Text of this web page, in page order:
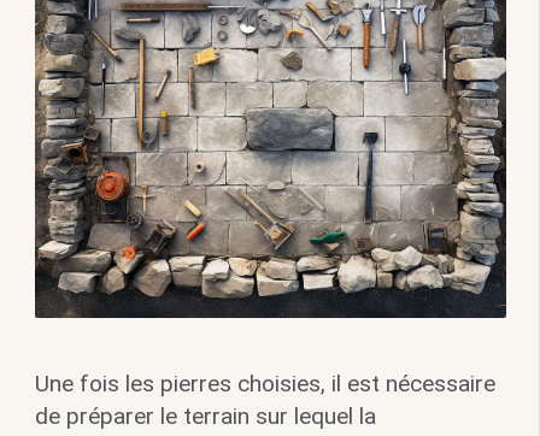
Une fois les pierres choisies, il est nécessaire
de préparer le terrain sur lequel la